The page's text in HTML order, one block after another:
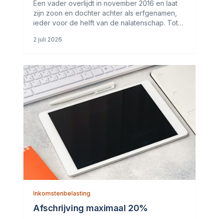
Een vader overlijdt in november 2016 en laat
zijn zoon en dochter achter als erfgenamen,
ieder voor de helft van de nalatenschap. Tot
bv van de vader die acht bedrijfspanden bezit
2 juli 2026
Inkomstenbelasting
Afschrijving maximaal 20%